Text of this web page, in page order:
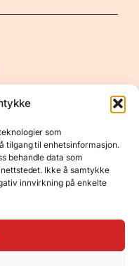
som
tilgang til enhetsinformasjon.
behandle data som
Ikke å samtykke
innvirkning på enkelte
våre opplevelser og
- og restauranter,
film og bøker m.m.